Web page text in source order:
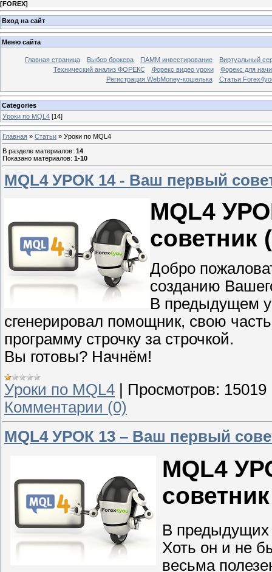
[FOREX]
Вход на сайт
Меню сайта
Главная страница Выбор брокера ПАММ инвестирование
Виртуальный
Технический анализ ФОРЕКС
Форекс видео уроки
Форекс для
Регистрация WebMoney-кошелька
Статьи
Categories
Уроки по MQL4 [14]
Главная » Статьи » Уроки по MQL4
В разделе материалов: 14
Показано материалов: 1-10
MQL4 УРОК 14 - Ваш первый
MQL4
советник
Добро
созданию
В предыдущем
сгенерировал помощник, свою
программу строчку за строчкой.
Вы готовы? Начнём!
Уроки по MQL4
Просмотров: 15019
Комментарии (0)
MQL4 УРОК 13 – Ваш первый
MQL4
советник
В предыдущих
Хоть он и не
весьма